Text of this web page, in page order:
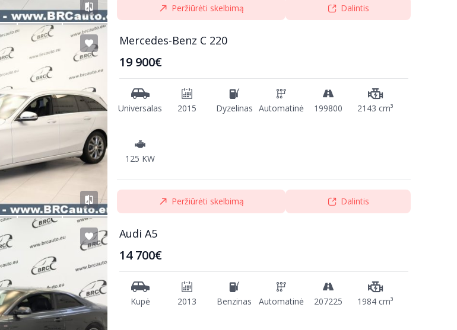
Peržiūrėti skelbimą Dalintis
Mercedes-Benz C 220
19 900€
Universalas 2015 Dyzelinas Automatinė 199800 2143 cm³
125 KW
Peržiūrėti skelbimą Dalintis
Audi A5
14 700€
Kupė 2013 Benzinas Automatinė 207225 1984 cm³